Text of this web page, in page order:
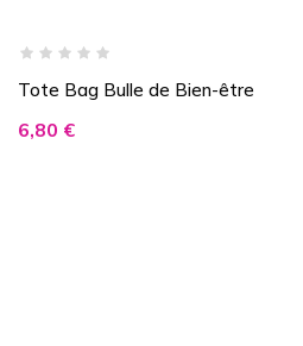
Tote Bag Bulle de Bien-être
Prix
6,80 €